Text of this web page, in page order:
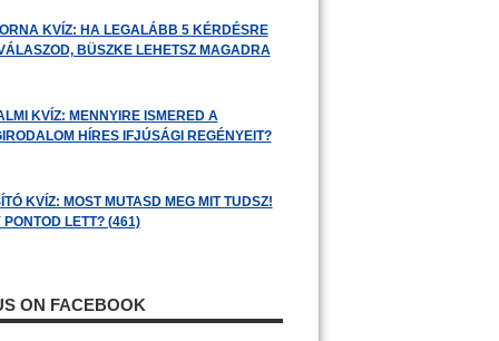
KVÍZ: HA LEGALÁBB 5 KÉRDÉSRE
BÜSZKE LEHETSZ MAGADRA
KVÍZ: MENNYIRE ISMERED A
HÍRES IFJÚSÁGI REGÉNYEIT?
KVÍZ: MOST MUTASD MEG MIT TUDSZ!
PONTOD LETT? (461)
ON FACEBOOK